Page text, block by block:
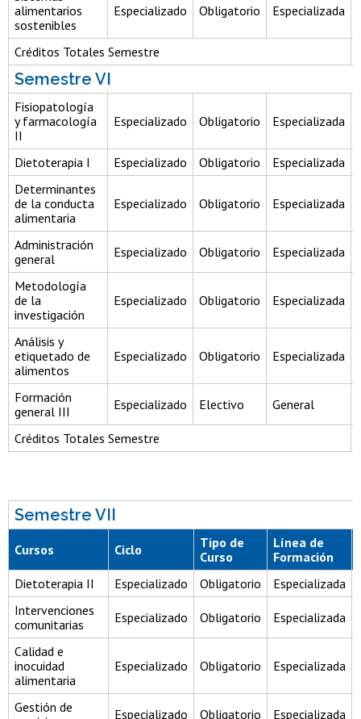
alimentarios
sostenibles
Especializado Obligatorio Especializada
Créditos Totales Semestre
Semestre VI
Fisiopatología
y farmacología
II
Especializado Obligatorio Especializada
Dietoterapia I Especializado Obligatorio Especializada
Determinantes
de la conducta
alimentaria
Especializado Obligatorio Especializada
Administración
general
Especializado Obligatorio Especializada
Metodología
de la
investigación
Especializado Obligatorio Especializada
Análisis y
etiquetado de
alimentos
Especializado Obligatorio Especializada
Formación
general III
Especializado Electivo General
Créditos Totales Semestre
Semestre VII
Cursos Ciclo
Tipo de
Curso
Línea de
Formación
Dietoterapia II Especializado Obligatorio Especializada
Intervenciones
comunitarias
Especializado Obligatorio Especializada
Calidad e
inocuidad
alimentaria
Especializado Obligatorio Especializada
Gestión de
Especializado Obligatorio Especializada